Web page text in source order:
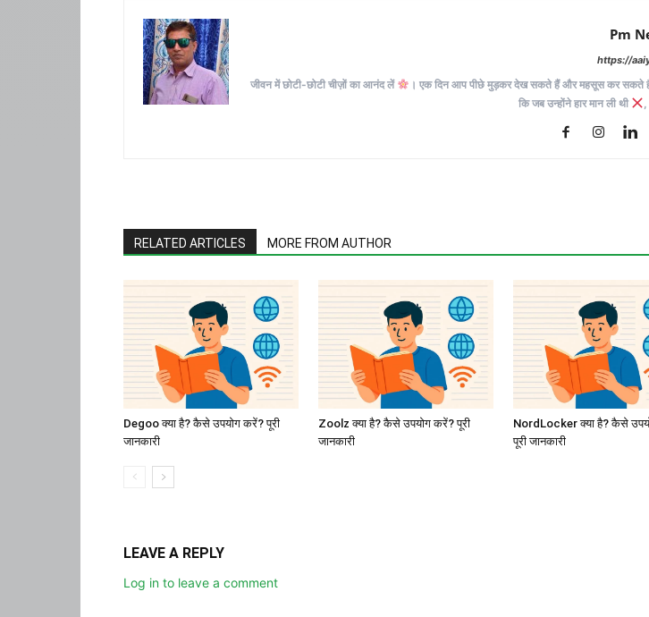
Pm
https://
जीवन में छोटी-छोटी चीज़ों का आनंद लें । एक दिन आप पीछे मुड़कर देख सकते हैं और महसूस कर सकते हैं
कि जब उन्होंने हार मान ली थी
RELATED ARTICLES MORE FROM AUTHOR
Degoo क्या है? कैसे उपयोग करें? पूरी
जानकारी
Zoolz क्या है? कैसे उपयोग करें? पूरी
जानकारी
NordLocker क्या है? कैसे
पूरी जानकारी
LEAVE A REPLY
Log in to leave a comment